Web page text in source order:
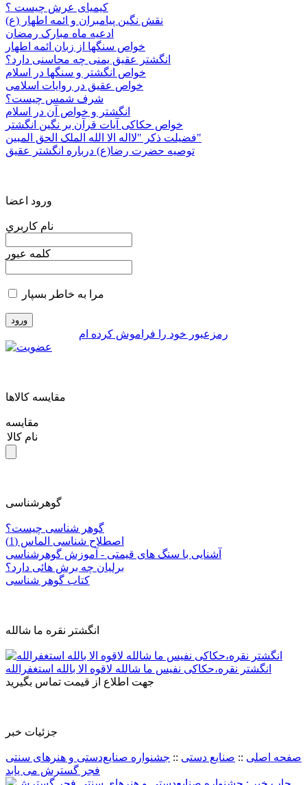
کیمیای عرش چیست ؟
نقش نگین پیامبران و ائمه اطهار (ع)
ادعیه ماه مبارک رمضان
خواص سنگها از زبان ائمه اطهار
انگشتر عقیق یمنی چه محاسنی دارد؟
خواص انگشتر و سنگها در اسلام
خواص عقیق در روایات اسلامی
شرف شمس چیست؟
انگشتر و خواص آن در اسلام
خواص حکاکی آیات قرآن بر نگین انگشتر
فضیلت ذکر "لااله الا الله الملک الحق المبین"
توصیه حضرت رضا(ع) درباره انگشتر عقیق
ورود اعضا
نام کاربري
کلمه عبور
مرا به خاطر بسپار
رمزعبور خود را فراموش کرده ام
مقايسه کالاها
مقایسه
نام کالا
گوهرشناسی
گوهر شناسی چیست؟
اصطلاح شناسی الماس (1)
آشنایی با سنگ های قیمتی - آموزش گوهرشناسی
برلیان چه برش هائی دارد؟
کتاب گوهر شناسی
انگشتر نقره ما شالله
انگشتر نقره،حکاکی نفیس ما شالله لاقوه الا بالله استغفرالله
جهت اطلاع از قیمت تماس بگیرید
جزئيات خبر
صفحه اصلی :: صنایع دستی :: جشنواره صنایع‌دستی و هنرهای سنتی
فجر گسترش می یابد